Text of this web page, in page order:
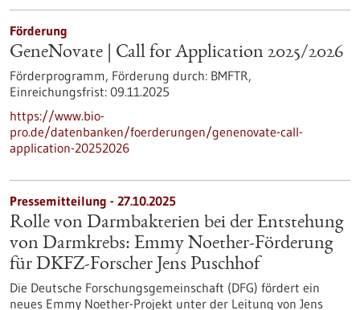
Förderung
GeneNovate | Call for Application 2025/2026
Förderprogramm, Förderung durch: BMFTR,
Einreichungsfrist: 09.11.2025
https://www.bio-
pro.de/datenbanken/foerderungen/genenovate-call-
application-20252026
Pressemitteilung - 27.10.2025
Rolle von Darmbakterien bei der Entstehung
von Darmkrebs: Emmy Noether-Förderung
für DKFZ-Forscher Jens Puschhof
Die Deutsche Forschungsgemeinschaft (DFG) fördert ein
neues Emmy Noether-Projekt unter der Leitung von Jens